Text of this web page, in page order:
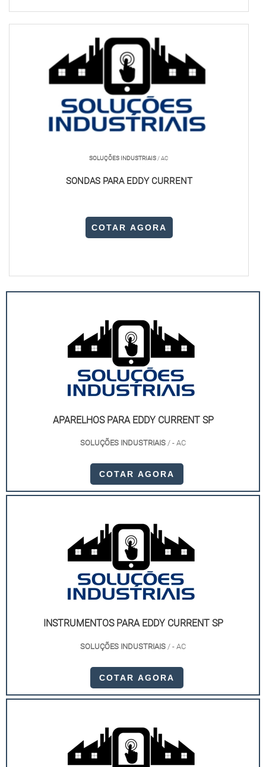
SOLUÇÕES INDUSTRIAIS/ AC
SONDAS PARA EDDY CURRENT
COTAR AGORA
APARELHOS PARA EDDY CURRENT SP
SOLUÇÕES INDUSTRIAIS / - AC
COTAR AGORA
INSTRUMENTOS PARA EDDY CURRENT SP
SOLUÇÕES INDUSTRIAIS / - AC
COTAR AGORA